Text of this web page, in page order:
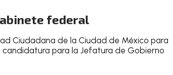
federal
Ciudadana de la Ciudad de México para
para la Jefatura de Gobierno